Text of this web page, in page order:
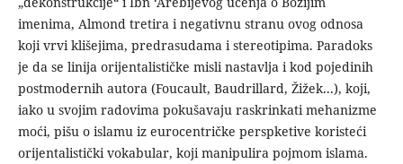
imenima, Almond tretira i negativnu stranu ovog odnosa
koji vrvi klišejima, predrasudama i stereotipima. Paradoks
je da se linija orijentalističke misli nastavlja i kod pojedinih
postmodernih autora (Foucault, Baudrillard, Žižek...), koji,
iako u svojim radovima pokušavaju raskrinkati mehanizme
moći, pišu o islamu iz eurocentričke perspketive koristeći
orijentalistički vokabular, koji manipulira pojmom islama.